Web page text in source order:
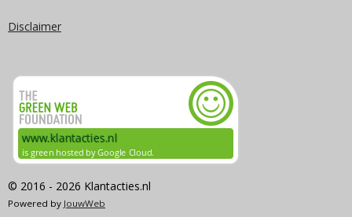
Disclaimer
© 2016 - 2026 Klantacties.nl
Powered by JouwWeb